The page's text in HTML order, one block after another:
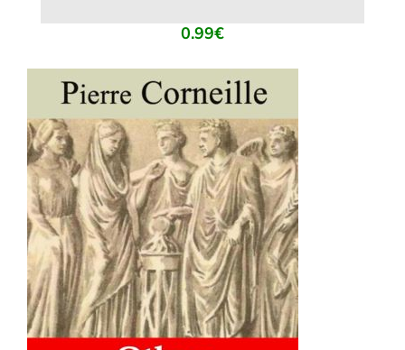
0.99€
AJOUTER AU PANIER / DÉTAILS